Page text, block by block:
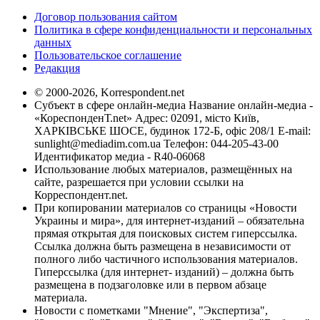
Договор пользования сайтом
Политика в сфере конфиденциальности и персональных
данных
Пользовательское соглашение
Редакция
© 2000-2026, Korrespondent.net
Субъект в сфере онлайн-медиа Название онлайн-медиа -
«КореспонденТ.net» Адрес: 02091, місто Київ,
ХАРКІВСЬКЕ ШОСЕ, будинок 172-Б, офіс 208/1 E-mail:
sunlight@mediadim.com.ua Телефон: 044-205-43-00
Идентификатор медиа - R40-06068
Использование любых материалов, размещённых на
сайте, разрешается при условии ссылки на
Корреспондент.net.
При копировании материалов со страницы «Новости
Украины и мира», для интернет-изданий – обязательна
прямая открытая для поисковых систем гиперссылка.
Ссылка должна быть размещена в независимости от
полного либо частичного использования материалов.
Гиперссылка (для интернет- изданий) – должна быть
размещена в подзаголовке или в первом абзаце
материала.
Новости с пометками "Мнение", "Экспертиза",